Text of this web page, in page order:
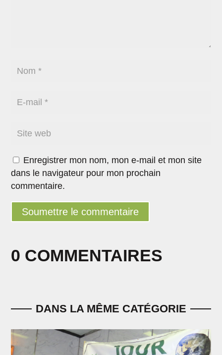
0 COMMENTAIRES
Enregistrer mon nom, mon e-mail et mon site
dans le navigateur pour mon prochain
commentaire.
Soumettre le commentaire
DANS LA MÊME CATÉGORIE